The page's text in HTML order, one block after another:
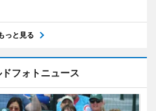
っと見る
ドフォトニュース